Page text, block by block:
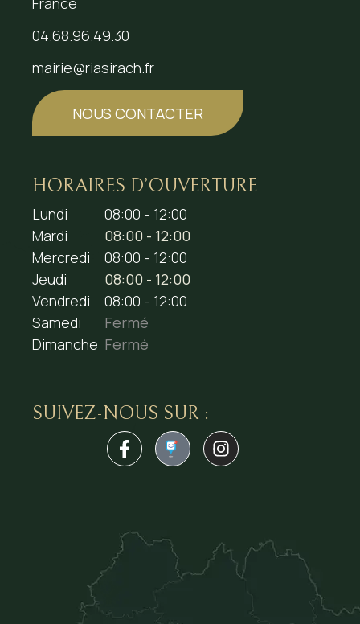
04.68.96.49.30
mairie@riasirach.fr
NOUS CONTACTER
HORAIRES D’OUVERTURE
Lundi
08:00 - 12:00
Mardi
08:00 - 12:00
Mercredi
08:00 - 12:00
Jeudi
08:00 - 12:00
Vendredi
08:00 - 12:00
Samedi
Fermé
Dimanche Fermé
SUIVEZ-NOUS SUR :
1